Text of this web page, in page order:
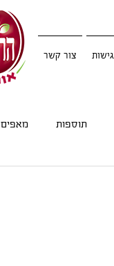
צור קשר
תוספות מאפים